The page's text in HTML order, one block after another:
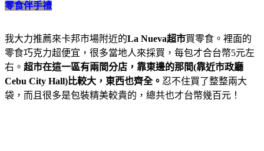
零食伴手禮
我大力推薦來卡邦市場附近的La Nueva超市買零食。裡面的
零食巧克力超便宜，很多當地人來採買，每包才合台幣5元左
右。 超市在這一區有兩間分店，靠東邊的那間(靠近市政廳
Cebu City Hall)比較大，東西也齊全。 忍不住買了整整兩大
袋，而且很多是包裝精美較貴的，總共也才台幣幾百元！